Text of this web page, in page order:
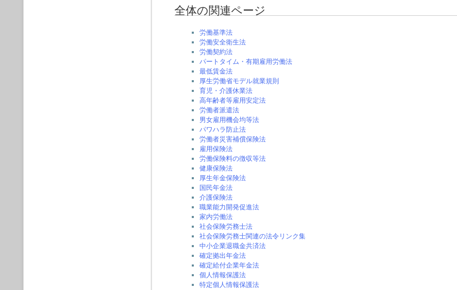
全体の関連ページ
労働基準法
労働安全衛生法
労働契約法
パートタイム・有期雇用労働法
最低賃金法
厚生労働省モデル就業規則
育児・介護休業法
高年齢者等雇用安定法
労働者派遣法
男女雇用機会均等法
パワハラ防止法
労働者災害補償保険法
雇用保険法
労働保険料の徴収等法
健康保険法
厚生年金保険法
国民年金法
介護保険法
職業能力開発促進法
家内労働法
社会保険労務士法
社会保険労務士関連の法令リンク集
中小企業退職金共済法
確定拠出年金法
確定給付企業年金法
個人情報保護法
特定個人情報保護法